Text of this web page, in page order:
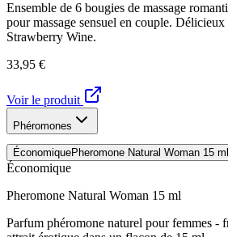
Ensemble de 6 bougies de massage
pour massage sensuel en couple.
Strawberry Wine.
33,95 €
Voir le produit
Phéromones
ÉconomiquePheromone Natural Woman 15 ml
Économique
Pheromone Natural Woman 15 ml
Parfum phéromone naturel pour femmes -